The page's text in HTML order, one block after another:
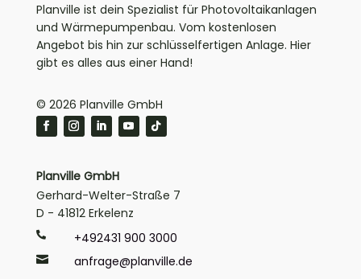
Planville ist dein Spezialist für Photovoltaikanlagen
und Wärmepumpenbau. Vom kostenlosen
Angebot bis hin zur schlüsselfertigen Anlage. Hier
gibt es alles aus einer Hand!
© 2026 Planville GmbH
Planville GmbH
Gerhard-Welter-Straße 7
D - 41812 Erkelenz
 +492431 900 3000
 anfrage@planville.de